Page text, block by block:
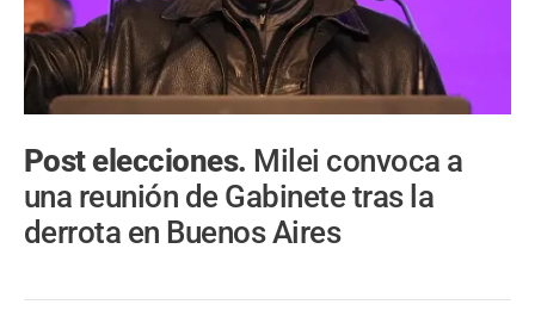
Post elecciones. Milei convoca a
una reunión de Gabinete tras la
derrota en Buenos Aires